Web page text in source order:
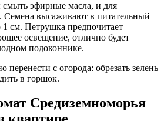
смыть эфирные масла, и для
Семена высаживают в питательный
1 см. Петрушка предпочитает
освещение, отлично будет
подоконнике.
с огорода: обрезать зелень
в горшок.
Средиземноморья